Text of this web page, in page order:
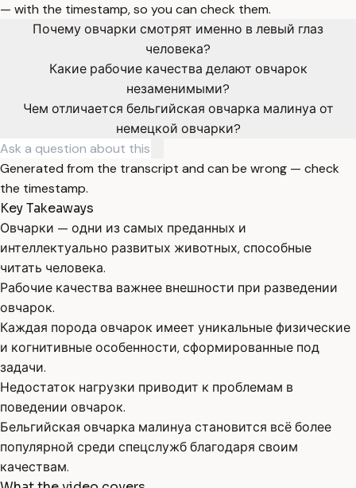
— with the timestamp, so you can check them.
Почему овчарки смотрят именно в левый глаз
человека?
Какие рабочие качества делают овчарок
незаменимыми?
Чем отличается бельгийская овчарка малинуа от
немецкой овчарки?
Generated from the transcript and can be wrong — check
the timestamp.
Key Takeaways
Овчарки — одни из самых преданных и
интеллектуально развитых животных, способные
читать человека.
Рабочие качества важнее внешности при разведении
овчарок.
Каждая порода овчарок имеет уникальные физические
и когнитивные особенности, сформированные под
задачи.
Недостаток нагрузки приводит к проблемам в
поведении овчарок.
Бельгийская овчарка малинуа становится всё более
популярной среди спецслужб благодаря своим
качествам.